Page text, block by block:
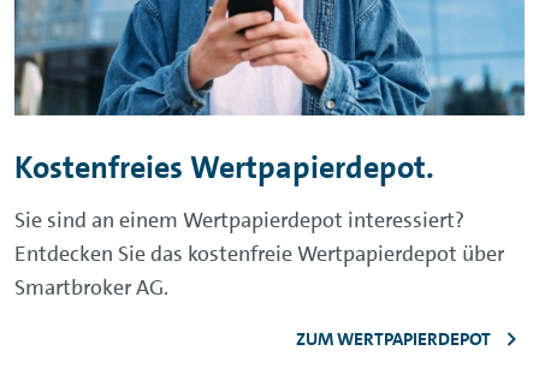
Kostenfreies Wertpapierdepot.
Sie sind an einem Wertpapierdepot interessiert?
Entdecken Sie das kostenfreie Wertpapierdepot über
SmartbrokerAG.
ZUM WERTPAPIERDEPOT